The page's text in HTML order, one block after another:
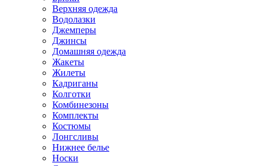
Верхняя одежда
Водолазки
Джемперы
Джинсы
Домашняя одежда
Жакеты
Жилеты
Кадриганы
Колготки
Комбинезоны
Комплекты
Костюмы
Лонгсливы
Нижнее белье
Носки